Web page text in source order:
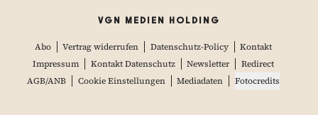
VGN MEDIEN HOLDING
Abo Vertrag widerrufen Datenschutz-Policy
Kontakt
Impressum
Kontakt Datenschutz Newsletter
Redirect
AGB/ANB
Cookie Einstellungen Mediadaten Fotocredits